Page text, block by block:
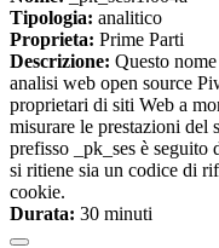
Tipologia: analitico
Proprieta: Prime Parti
Descrizione: Questo
analisi web open source
proprietari di siti Web a
misurare le prestazioni
prefisso _pk_ses è seguito
si ritiene sia un codice di
cookie.
Durata: 30 minuti